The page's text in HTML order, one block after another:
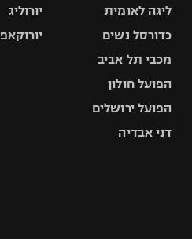
ליגה לאומית
כדורסל נשים
מכבי תל אביב
הפועל חולון
הפועל ירושלים
דני אבדיה
יורוליג
יורוקאפ